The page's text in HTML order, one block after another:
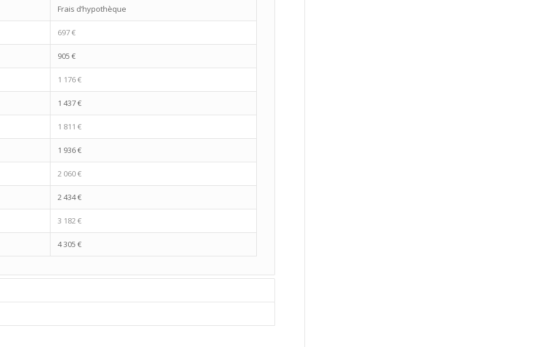
Frais d’hypothèque
697 €
905 €
1 176 €
1 437 €
1 811 €
1 936 €
2 060 €
2 434 €
3 182 €
4 305 €